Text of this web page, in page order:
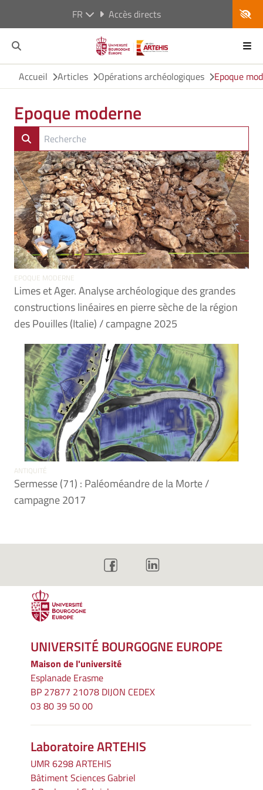
FR Accès directs
Accueil Articles Opérations archéologiques Epoque
Epoque moderne
EPOQUE MODERNE
Limes et Ager. Analyse archéologique des grandes
constructions linéaires en pierre sèche de la région
des Pouilles (Italie) / campagne 2025
ANTIQUITÉ
Sermesse (71) : Paléoméandre de la Morte /
campagne 2017
UNIVERSITÉ BOURGOGNE EUROPE
Maison de l'université
Esplanade Erasme
BP 27877 21078 DIJON CEDEX
03 80 39 50 00
Laboratoire ARTEHIS
UMR 6298 ARTEHIS
Bâtiment Sciences Gabriel